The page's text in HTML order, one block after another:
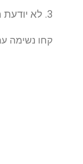
3. לא יודעת מה לעשות. איך אני מתמודדת עם אי הוודאות הזו?
קחו נשימה